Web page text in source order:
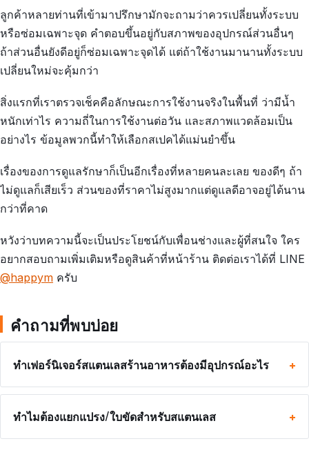
ลูกค้าหลายท่านที่เข้ามาปรึกษามักจะถามว่าควรเปลี่ยนทั้งระบบ
หรือซ่อมเฉพาะจุด คำตอบขึ้นอยู่กับสภาพของอุปกรณ์ส่วนอื่นๆ
ถ้าส่วนอื่นยังดีอยู่ก็ซ่อมเฉพาะจุดได้ แต่ถ้าใช้งานมานานทั้งระบบ
เปลี่ยนใหม่จะคุ้มกว่า
สิ่งแรกที่เราตรวจเช็คคือลักษณะการใช้งานจริงในพื้นที่ ว่ามีน้ำ
หนักเท่าไร ความถี่ในการใช้งานต่อวัน และสภาพแวดล้อมเป็น
อย่างไร ข้อมูลพวกนี้ทำให้เลือกสเปคได้แม่นยำขึ้น
เรื่องของการดูแลรักษาก็เป็นอีกเรื่องที่หลายคนละเลย ของดีๆ ถ้า
ไม่ดูแลก็เสียเร็ว ส่วนของที่ราคาไม่สูงมากแต่ดูแลดีอาจอยู่ได้นาน
กว่าที่คาด
หวังว่าบทความนี้จะเป็นประโยชน์กับเพื่อนช่างและผู้ที่สนใจ ใคร
อยากสอบถามเพิ่มเติมหรือดูสินค้าที่หน้าร้าน ติดต่อเราได้ที่ LINE
@happym ครับ
คำถามที่พบบ่อย
ทำเฟอร์นิเจอร์สแตนเลสร้านอาหารต้องมีอุปกรณ์อะไร
ทำไมต้องแยกแปรง/ใบขัดสำหรับสแตนเลส